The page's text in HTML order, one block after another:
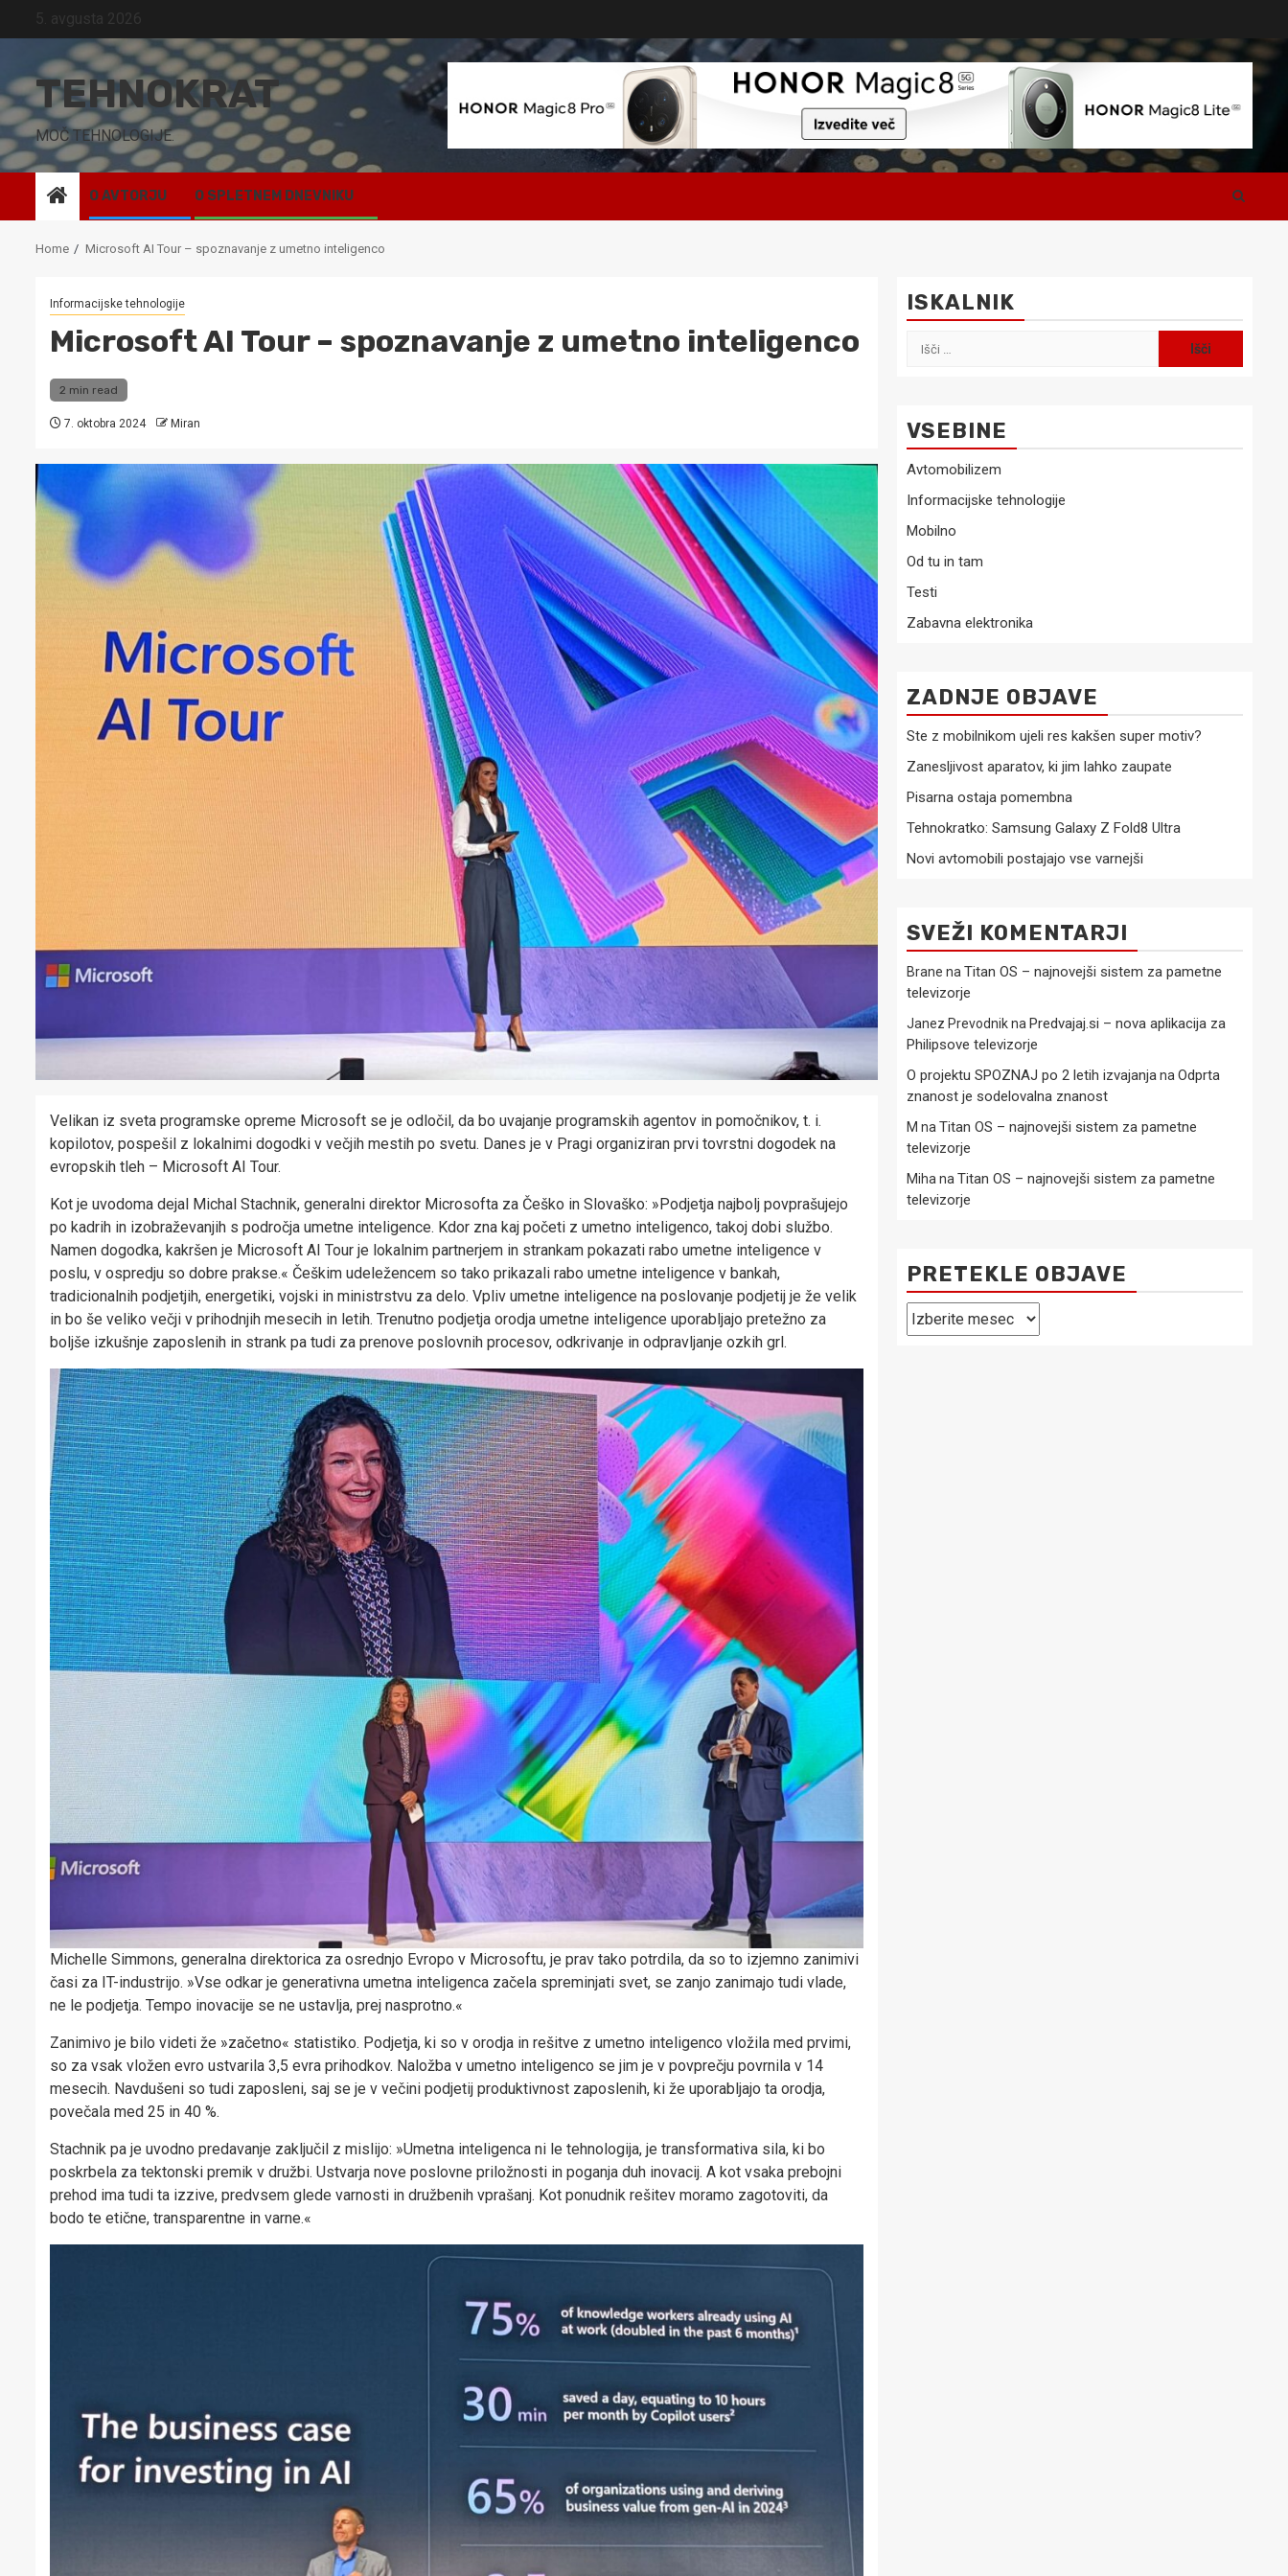
5. avgusta 2026
TEHNOKRAT
MOČ TEHNOLOGIJE.
O AVTORJU O SPLETNEM DNEVNIKU
Home Microsoft AI Tour – spoznavanje z umetno inteligenco
Informacijske tehnologije
Microsoft AI Tour – spoznavanje z umetno inteligenco
2 min read
7. oktobra 2024 Miran
Velikan iz sveta programske opreme Microsoft se je odločil, da bo uvajanje programskih agentov in pomočnikov, t. i.
kopilotov, pospešil z lokalnimi dogodki v večjih mestih po svetu. Danes je v Pragi organiziran prvi tovrstni dogodek na
evropskih tleh – Microsoft AI Tour.
Kot je uvodoma dejal Michal Stachnik, generalni direktor Microsofta za Češko in Slovaško: »Podjetja najbolj povprašujejo
po kadrih in izobraževanjih s področja umetne inteligence. Kdor zna kaj početi z umetno inteligenco, takoj dobi službo.
Namen dogodka, kakršen je Microsoft AI Tour je lokalnim partnerjem in strankam pokazati rabo umetne inteligence v
poslu, v ospredju so dobre prakse.« Češkim udeležencem so tako prikazali rabo umetne inteligence v bankah,
tradicionalnih podjetjih, energetiki, vojski in ministrstvu za delo. Vpliv umetne inteligence na poslovanje podjetij je že velik
in bo še veliko večji v prihodnjih mesecih in letih. Trenutno podjetja orodja umetne inteligence uporabljajo pretežno za
boljše izkušnje zaposlenih in strank pa tudi za prenove poslovnih procesov, odkrivanje in odpravljanje ozkih grl.
Michelle Simmons, generalna direktorica za osrednjo Evropo v Microsoftu, je prav tako potrdila, da so to izjemno zanimivi
časi za IT-industrijo. »Vse odkar je generativna umetna inteligenca začela spreminjati svet, se zanjo zanimajo tudi vlade,
ne le podjetja. Tempo inovacije se ne ustavlja, prej nasprotno.«
Zanimivo je bilo videti že »začetno« statistiko. Podjetja, ki so v orodja in rešitve z umetno inteligenco vložila med prvimi,
so za vsak vložen evro ustvarila 3,5 evra prihodkov. Naložba v umetno inteligenco se jim je v povprečju povrnila v 14
mesecih. Navdušeni so tudi zaposleni, saj se je v večini podjetij produktivnost zaposlenih, ki že uporabljajo ta orodja,
povečala med 25 in 40 %.
Stachnik pa je uvodno predavanje zaključil z mislijo: »Umetna inteligenca ni le tehnologija, je transformativa sila, ki bo
poskrbela za tektonski premik v družbi. Ustvarja nove poslovne priložnosti in poganja duh inovacij. A kot vsaka prebojni
prehod ima tudi ta izzive, predvsem glede varnosti in družbenih vprašanj. Kot ponudnik rešitev moramo zagotoviti, da
bodo te etične, transparentne in varne.«
ISKALNIK
Išči:
VSEBINE
Avtomobilizem
Informacijske tehnologije
Mobilno
Od tu in tam
Testi
Zabavna elektronika
ZADNJE OBJAVE
Ste z mobilnikom ujeli res kakšen super motiv?
Zanesljivost aparatov, ki jim lahko zaupate
Pisarna ostaja pomembna
Tehnokratko: Samsung Galaxy Z Fold8 Ultra
Novi avtomobili postajajo vse varnejši
SVEŽI KOMENTARJI
Brane naTitan OS – najnovejši sistem za pametne
televizorje
Janez Prevodnikna Predvajaj.si – nova aplikacija za
Philipsove televizorje
O projektu SPOZNAJ po 2 letih izvajanjanaOdprta
znanost je sodelovalna znanost
M naTitan OS – najnovejši sistem za pametne
televizorje
MihanaTitan OS – najnovejši sistem za pametne
televizorje
PRETEKLE OBJAVE
Pretekle
objave